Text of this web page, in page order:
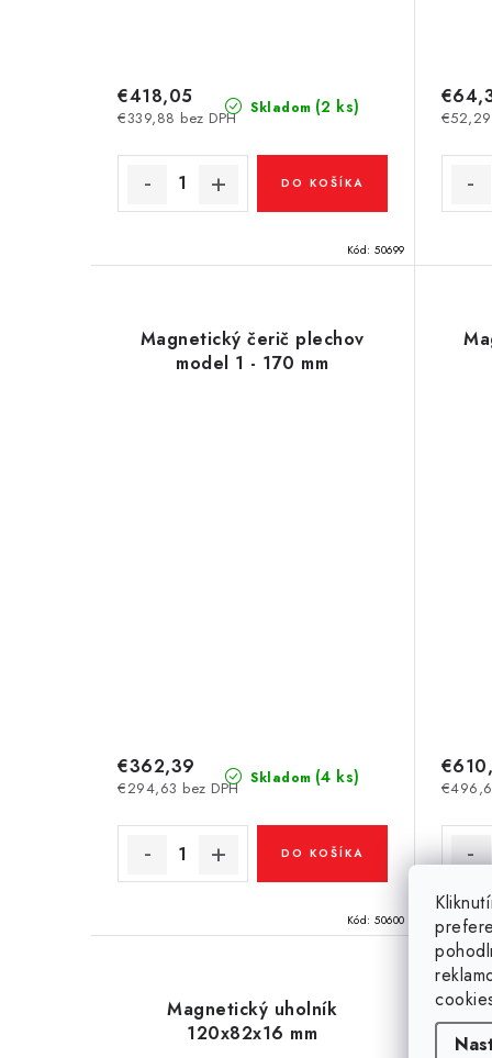
Skladom (2 ks)
€339,88 bez DPH
€418,05
DO KOŠÍKA
Kód: 50699
Magnetický čerič plechov
model 1 - 170 mm
Skladom (4 ks)
€294,63 bez DPH
€362,39
DO KOŠÍKA
Kód: 50600
Magnetický uholník
120x82x16 mm